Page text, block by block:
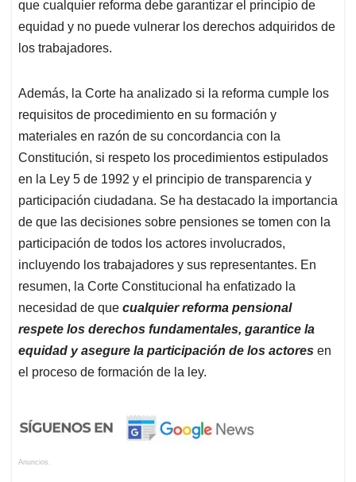
que cualquier reforma debe garantizar el principio de
equidad y no puede vulnerar los derechos adquiridos de
los trabajadores.
Además, la Corte ha analizado si la reforma cumple los
requisitos de procedimiento en su formación y
materiales en razón de su concordancia con la
Constitución, si respeto los procedimientos estipulados
en la Ley 5 de 1992 y el principio de transparencia y
participación ciudadana. Se ha destacado la importancia
de que las decisiones sobre pensiones se tomen con la
participación de todos los actores involucrados,
incluyendo los trabajadores y sus representantes. En
resumen, la Corte Constitucional ha enfatizado la
necesidad de que cualquier reforma pensional
respete los derechos fundamentales, garantice la
equidad y asegure la participación de los actores en
el proceso de formación de la ley.
Anuncios.